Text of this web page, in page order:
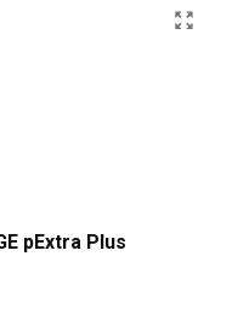
pExtra Plus